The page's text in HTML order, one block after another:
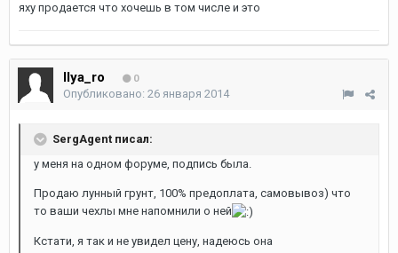
яху продается что хочешь в том числе и это
Ilya_ro 0
Опубликовано: 26 января 2014
SergAgent писал:
у меня на одном форуме, подпись была.
Продаю лунный грунт, 100% предоплата, самовывоз) что
то ваши чехлы мне напомнили о ней
Кстати, я так и не увидел цену, надеюсь она